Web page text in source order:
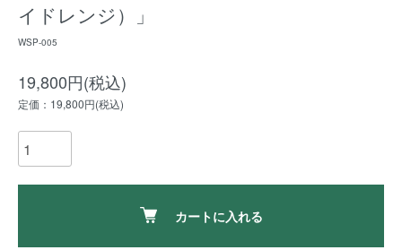
イドレンジ）」
WSP-005
19,800円(税込)
定価：19,800円(税込)
カートに入れる